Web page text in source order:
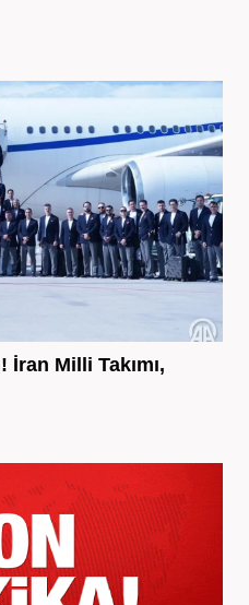
Milli Takımı,